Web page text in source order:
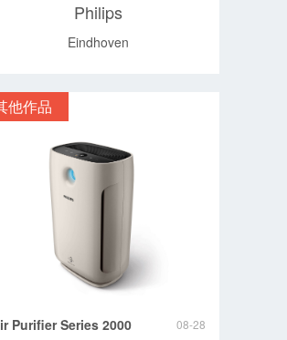
Philips
Eindhoven
他作品
Purifier Series 2000
08-28